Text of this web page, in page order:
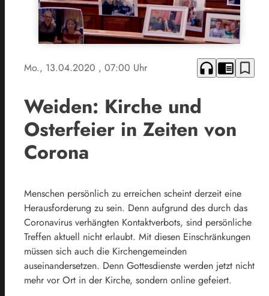
Mo., 13.04.2020 , 07:00 Uhr headphones chrome_reader_mode bookmark_border
Weiden: Kirche und
Osterfeier in Zeiten von
Corona
Menschen persönlich zu erreichen scheint derzeit eine
Herausforderung zu sein. Denn aufgrund des durch das
Coronavirus verhängten Kontaktverbots, sind persönliche
Treffen aktuell nicht erlaubt. Mit diesen Einschränkungen
müssen sich auch die Kirchengemeinden
auseinandersetzen. Denn Gottesdienste werden jetzt nicht
mehr vor Ort in der Kirche, sondern online gefeiert.